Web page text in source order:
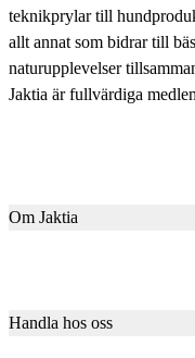
teknikprylar till
allt annat som bidrar till
naturupplevelser
Jaktia är fullvärdiga
Om Jaktia
Karriär
Handla hos oss